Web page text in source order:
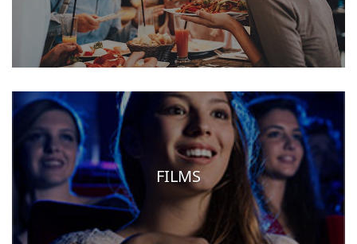
FILMS